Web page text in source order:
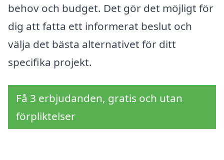
behov och budget. Det gör det möjligt för
dig att fatta ett informerat beslut och
välja det bästa alternativet för ditt
specifika projekt.
Få 3 erbjudanden, gratis och utan
förpliktelser